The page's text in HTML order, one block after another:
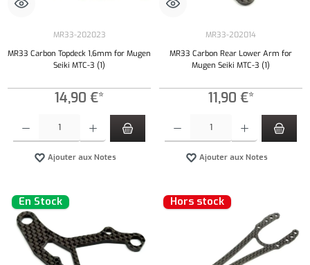
MR33-202023
MR33 Carbon Topdeck 1,6mm for Mugen
Seiki MTC-3 (1)
14,90 €*
Ajouter aux Notes
MR33-202014
MR33 Carbon Rear Lower Arm for
Mugen Seiki MTC-3 (1)
11,90 €*
Ajouter aux Notes
En Stock Hors stock